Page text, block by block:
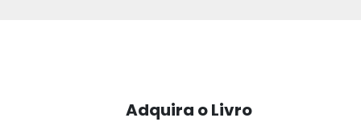
Adquira o Livro